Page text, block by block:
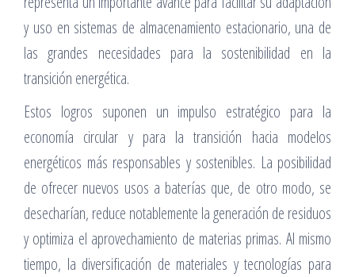
y uso en sistemas de almacenamiento estacionario, una de
las grandes necesidades para la sostenibilidad en la
transición energética.
Estos logros suponen un impulso estratégico para la
economía circular y para la transición hacia modelos
energéticos más responsables y sostenibles. La posibilidad
de ofrecer nuevos usos a baterías que, de otro modo, se
desecharían, reduce notablemente la generación de residuos
y optimiza el aprovechamiento de materias primas. Al mismo
tiempo, la diversificación de materiales y tecnologías para